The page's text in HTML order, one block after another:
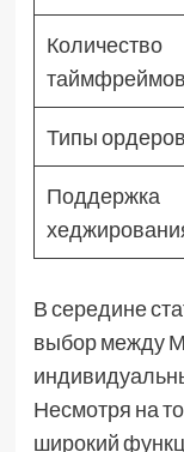
Количество
таймфреймов
Типы ордеров
Поддержка
В середине
выбор между
Несмотря на
широкий